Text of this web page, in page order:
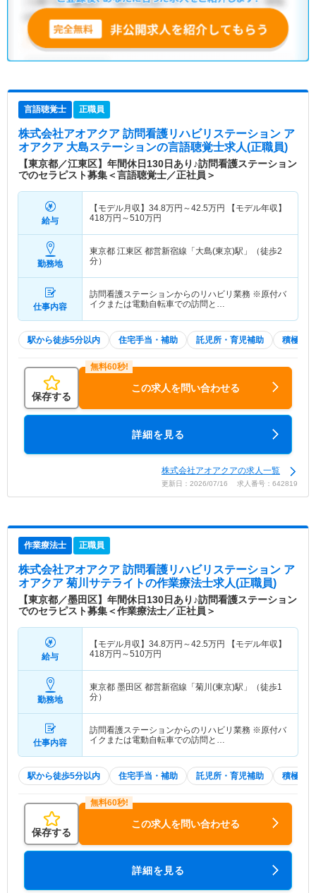
言語聴覚士 正職員
株式会社アオアクア 訪問看護リハビリステーション ア
オアクア 大島ステーションの言語聴覚士求人(正職員)
【東京都／江東区】年間休日130日あり♪訪問看護ステーション
でのセラピスト募集＜言語聴覚士／正社員＞
給与
【モデル月収】 34.8万円～42.5万円
【モデル年収】
418万円～510万円
勤務地
東京都 江東区 都営新宿線「大島(東京)駅」（徒歩2
分）
仕事内容
訪問看護ステーションからのリハビリ業務 ※原付バ
イクまたは電動自転車での訪問と…
駅から徒歩5分以内 住宅手当・補助 託児所・育児補助 積極採
保存する
この求人を問い合わせる
詳細を見る
株式会社アオアクアの求人一覧
更新日：2026/07/16 求人番号：642819
作業療法士 正職員
株式会社アオアクア 訪問看護リハビリステーション ア
オアクア 菊川サテライトの作業療法士求人(正職員)
【東京都／墨田区】年間休日130日あり♪訪問看護ステーション
でのセラピスト募集＜作業療法士／正社員＞
給与
【モデル月収】 34.8万円～42.5万円
【モデル年収】
418万円～510万円
勤務地
東京都 墨田区 都営新宿線「菊川(東京)駅」（徒歩1
分）
仕事内容
訪問看護ステーションからのリハビリ業務 ※原付バ
イクまたは電動自転車での訪問と…
駅から徒歩5分以内 住宅手当・補助 託児所・育児補助 積極採
保存する
この求人を問い合わせる
詳細を見る